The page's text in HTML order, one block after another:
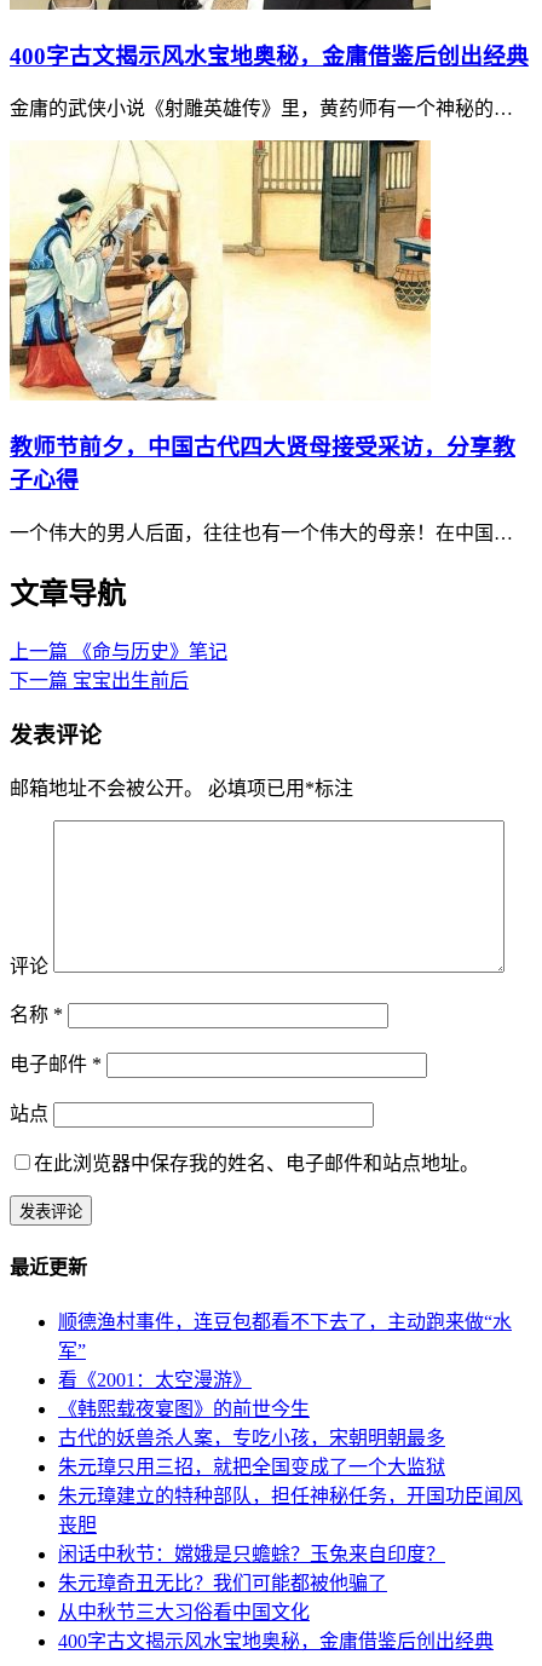
400字古文揭示风水宝地奥秘，金庸借鉴后创出经典
金庸的武侠小说《射雕英雄传》里，黄药师有一个神秘的…
教师节前夕，中国古代四大贤母接受采访，分享教
子心得
一个伟大的男人后面，往往也有一个伟大的母亲！在中国…
文章导航
上一篇
《命与历史》笔记
下一篇 宝宝出生前后
发表评论
邮箱地址不会被公开。 必填项已用 *标注
评论
名称 *
电子邮件 *
站点
在此浏览器中保存我的姓名、电子邮件和站点地址。
最近更新
顺德渔村事件，连豆包都看不下去了，主动跑来做“水
军”
看《2001：太空漫游》
《韩熙载夜宴图》的前世今生
古代的妖兽杀人案，专吃小孩，宋朝明朝最多
朱元璋只用三招，就把全国变成了一个大监狱
朱元璋建立的特种部队，担任神秘任务，开国功臣闻风
丧胆
闲话中秋节：嫦娥是只蟾蜍？玉兔来自印度？
朱元璋奇丑无比？我们可能都被他骗了
从中秋节三大习俗看中国文化
400字古文揭示风水宝地奥秘，金庸借鉴后创出经典